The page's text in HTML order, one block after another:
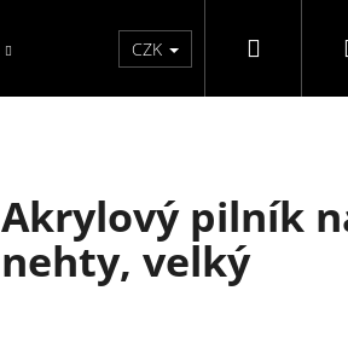
Péče o ruce Péče o
CZK Hledat
Akrylový pilník
nehty, velký